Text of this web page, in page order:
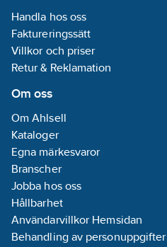
Handla hos oss
Faktureringssätt
Villkor och priser
Retur & Reklamation
Om oss
Om Ahlsell
Kataloger
Egna märkesvaror
Branscher
Jobba hos oss
Hållbarhet
Användarvillkor Hemsidan
Behandling av personuppgifter